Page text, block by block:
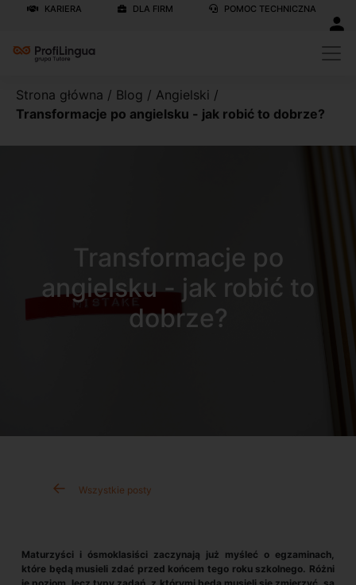
KARIERA DLA FIRM POMOC TECHNICZNA
Strona główna / Blog / Angielski /
Transformacje po angielsku - jak robić to dobrze?
Transformacje po
angielsku - jak robić to
dobrze?
Wszystkie posty
Maturzyści i ósmoklasiści zaczynają już myśleć o egzaminach,
które będą musieli zdać przed końcem tego roku szkolnego. Różni